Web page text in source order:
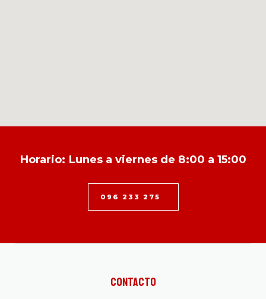
Horario: Lunes a viernes de 8:00 a 15:00
096 233 275
Contacto